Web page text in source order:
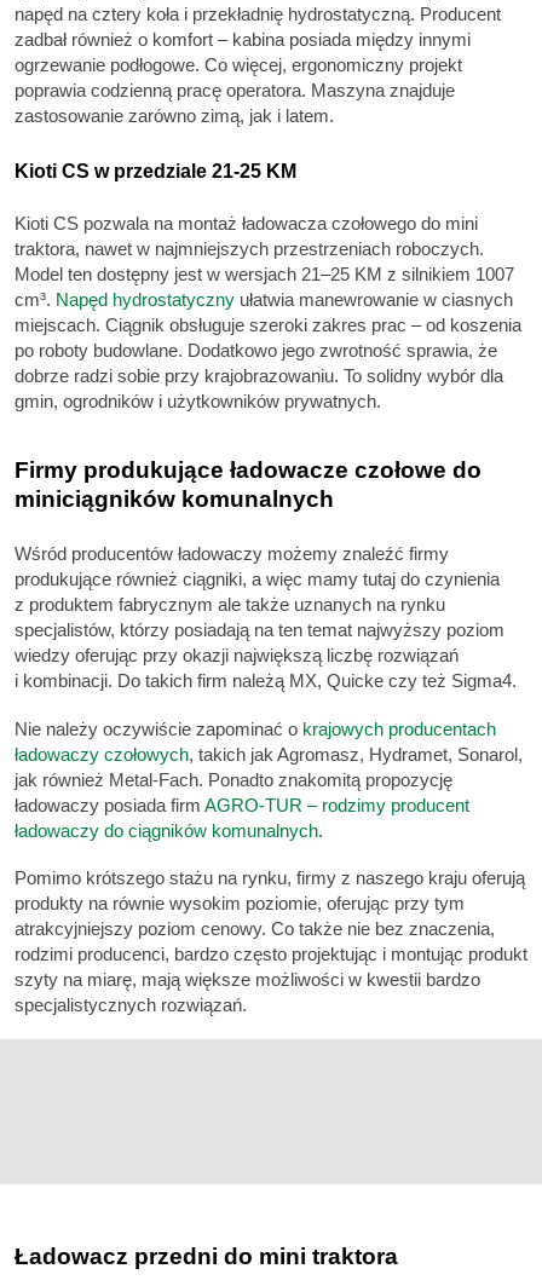
napęd na cztery koła i przekładnię hydrostatyczną. Producent
zadbał również o komfort – kabina posiada między innymi
ogrzewanie podłogowe. Co więcej, ergonomiczny projekt
poprawia codzienną pracę operatora. Maszyna znajduje
zastosowanie zarówno zimą, jak i latem.
Kioti CS w przedziale 21-25 KM
Kioti CS pozwala na montaż ładowacza czołowego do mini
traktora, nawet w najmniejszych przestrzeniach roboczych.
Model ten dostępny jest w wersjach 21–25 KM z silnikiem 1007
cm³. Napęd hydrostatyczny ułatwia manewrowanie w ciasnych
miejscach. Ciągnik obsługuje szeroki zakres prac – od koszenia
po roboty budowlane. Dodatkowo jego zwrotność sprawia, że
dobrze radzi sobie przy krajobrazowaniu. To solidny wybór dla
gmin, ogrodników i użytkowników prywatnych.
Firmy produkujące ładowacze czołowe do
miniciągników komunalnych
Wśród producentów ładowaczy możemy znaleźć firmy
produkujące również ciągniki, a więc mamy tutaj do czynienia
z produktem fabrycznym ale także uznanych na rynku
specjalistów, którzy posiadają na ten temat najwyższy poziom
wiedzy oferując przy okazji największą liczbę rozwiązań
i kombinacji. Do takich firm należą MX, Quicke czy też Sigma4.
Nie należy oczywiście zapominać o krajowych producentach
ładowaczy czołowych, takich jak Agromasz, Hydramet, Sonarol,
jak również Metal-Fach. Ponadto znakomitą propozycję
ładowaczy posiada firm AGRO-TUR – rodzimy producent
ładowaczy do ciągników komunalnych.
Pomimo krótszego stażu na rynku, firmy z naszego kraju oferują
produkty na równie wysokim poziomie, oferując przy tym
atrakcyjniejszy poziom cenowy. Co także nie bez znaczenia,
rodzimi producenci, bardzo często projektując i montując produkt
szyty na miarę, mają większe możliwości w kwestii bardzo
specjalistycznych rozwiązań.
Ładowacz przedni do mini traktora